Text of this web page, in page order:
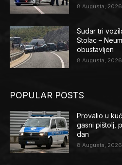
8 Augusta, 2026
Sudar tri
Stolac –
obustavljen
8 Augusta, 2026
POPULAR POSTS
Provalio u
gasni pištolj,
dan
8 Augusta, 2026